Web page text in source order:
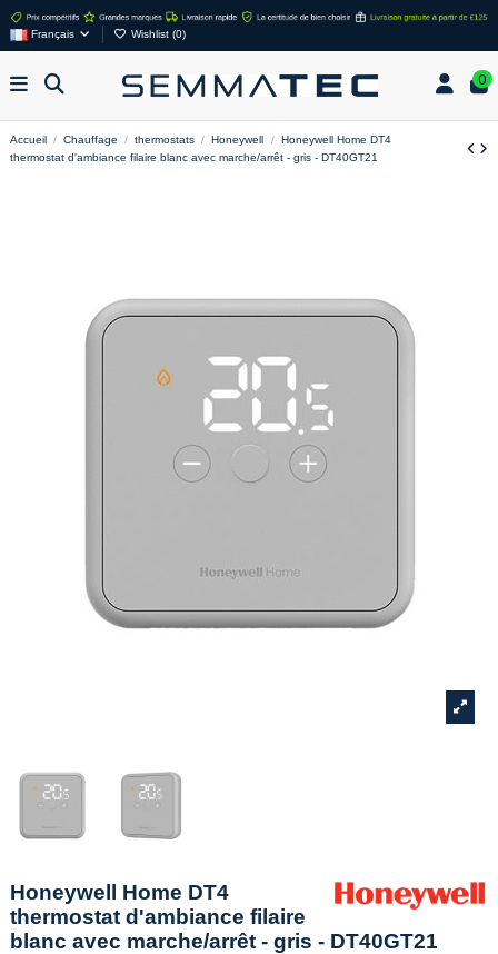
Français Wishlist (0)
0
Accueil Chauffage thermostats Honeywell
Honeywell Home DT4
thermostat d'ambiance filaire blanc avec marche/arrêt - gris - DT40GT21
Honeywell Home DT4
thermostat d'ambiance filaire
blanc avec marche/arrêt - gris - DT40GT21